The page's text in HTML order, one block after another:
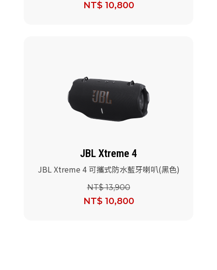
NT$ 10,800
JBL Xtreme 4
JBL Xtreme 4 可攜式防水藍牙喇叭(黑色)
NT$ 13,900
NT$ 10,800